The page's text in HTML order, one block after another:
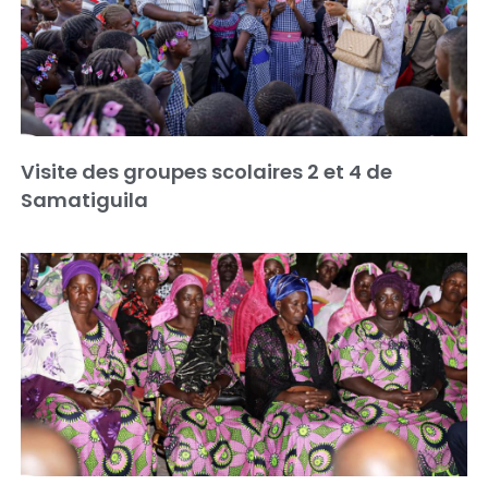
Visite des groupes scolaires 2 et 4 de
Samatiguila